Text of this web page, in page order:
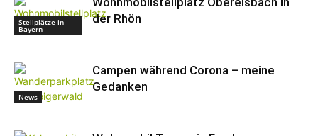
Stellplätze in
Bayern
der Rhön
News
Campen während Corona – meine
Gedanken